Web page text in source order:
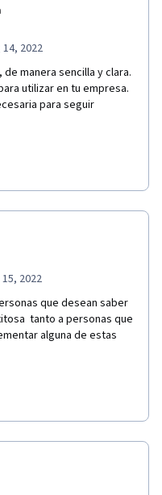
2022
manera sencilla y clara.
utilizar en tu empresa.
para seguir
2022
que desean saber
tanto a personas que
alguna de estas